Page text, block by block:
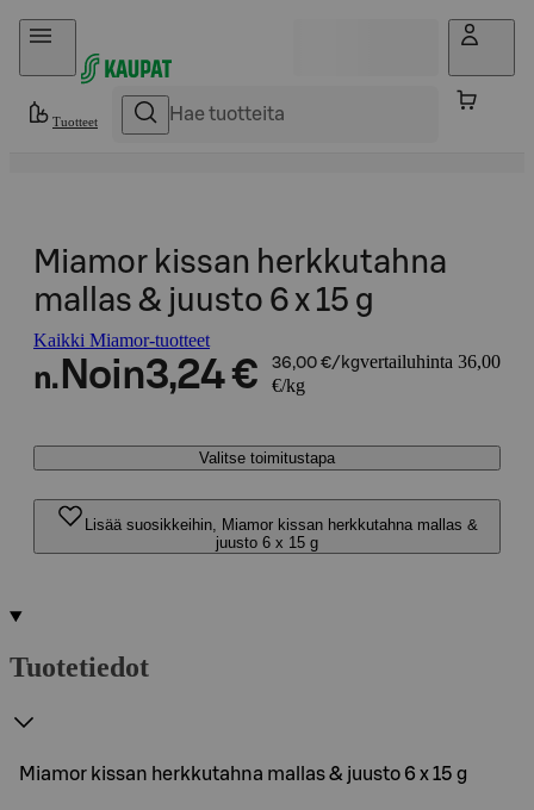
Hyppää sisältöön
Tuotteet
Miamor kissan herkkutahna
mallas & juusto 6 x 15 g
Kaikki Miamor-tuotteet
n. Noin3,24 € 36,00 €/kgvertailuhinta 36,00
€/kg
Valitse toimitustapa
Lisää suosikkeihin, Miamor kissan herkkutahna mallas &
juusto 6 x 15 g
Tuotetiedot
Miamor kissan herkkutahna mallas & juusto 6 x 15 g